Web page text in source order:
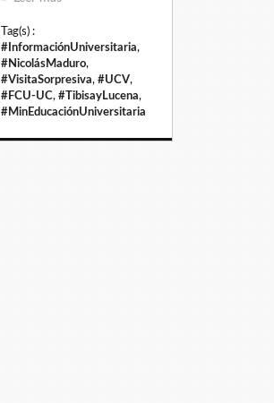
Tag(s) :
#InformaciónUniversitaria,
#NicolásMaduro,
#VisitaSorpresiva, #UCV,
#FCU-UC, #TibisayLucena,
#MinEducaciónUniversitaria